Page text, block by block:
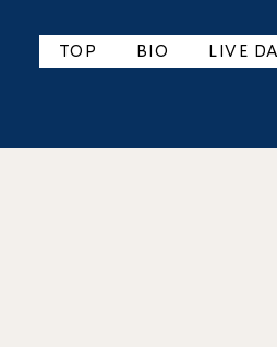
TOP BIO LIVE